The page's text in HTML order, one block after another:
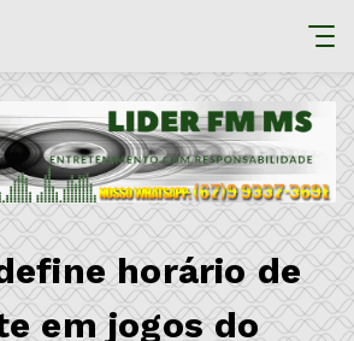
horário de
em jogos do